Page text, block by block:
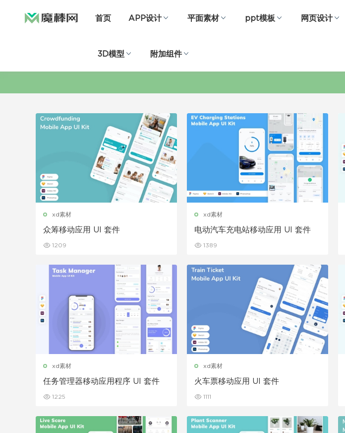
首页 APP设计 平面素材 ppt模板 网页设计
3D模型 附加组件
xd素材
众筹移动应用 UI 套件
1209
xd素材
电动汽车充电站移动应用 UI 套件
1389
xd素材
任务管理器移动应用程序 UI 套件
1225
xd素材
火车票移动应用 UI 套件
1111